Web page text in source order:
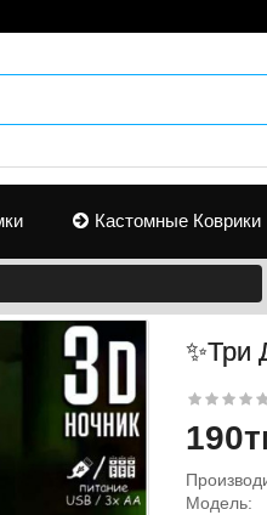
Кастомные Коврики
✨Три
Модель: